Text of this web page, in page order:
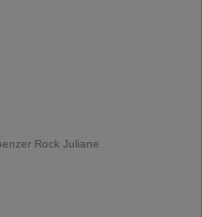
Rock Juliane